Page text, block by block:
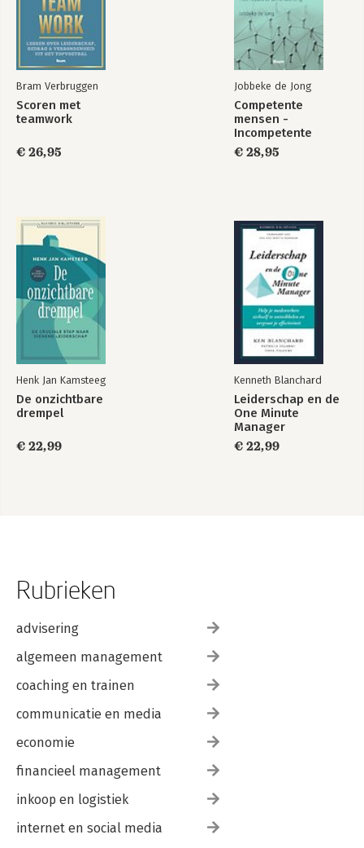
Bram Verbruggen
Scoren met
teamwork
€ 26,95
Jobbeke de Jong
Competente
mensen -
Incompetente
teams
€ 28,95
Henk Jan Kamsteeg
De onzichtbare
drempel
€ 22,99
Kenneth Blanchard
Leiderschap en de
One Minute
Manager
€ 22,99
Rubrieken
advisering
algemeen management
coaching en trainen
communicatie en media
economie
financieel management
inkoop en logistiek
internet en social media